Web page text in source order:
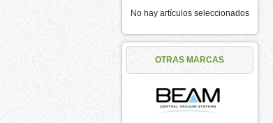
No hay artículos seleccionados
OTRAS MARCAS